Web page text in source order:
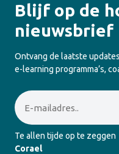
Blijf op de
nieuwsbrief
Ontvang de laatste
e-learning programma’s,
Email
Te allen tijde op te zeggen
Corael